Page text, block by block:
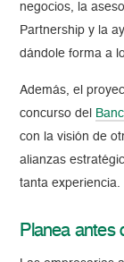
negocios, la
Partnership y la
dándole forma a
Además, el
concurso del
con la visión de
alianzas
tanta experiencia.
Planea antes